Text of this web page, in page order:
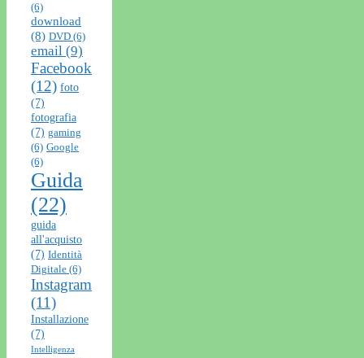
(6)
download
(8) DVD (6)
email (9)
Facebook
(12) foto
(7)
fotografia
(7) gaming
(6) Google
(6)
Guida
(22)
guida
all'acquisto
(7) Identità
Digitale (6)
Instagram
(11)
Installazione
(7)
Intelligenza